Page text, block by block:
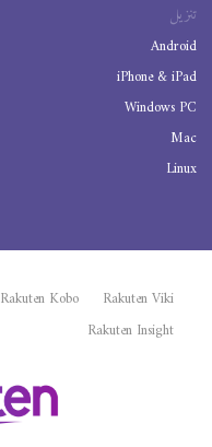
تنزيل
Android
iPhone & iPad
Windows PC
Mac
Linux
Rakuten Viki
Rakuten Kobo
Rakuten Insight